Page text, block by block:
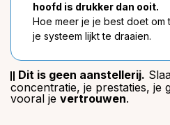
hoofd is drukker dan ooit.
Hoe meer je je best doet om
je systeem lijkt te draaien.
Dit is geen aanstellerij.
concentratie, je prestaties, je
vooral je vertrouwen.